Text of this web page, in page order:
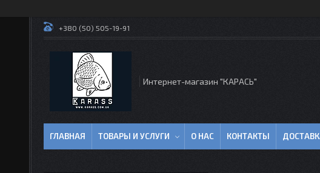
+380 (50) 505-19-91
Интернет-магазин "КАРАСЬ"
ГЛАВНАЯ ТОВАРЫ И УСЛУГИ О НАС КОНТАКТЫ